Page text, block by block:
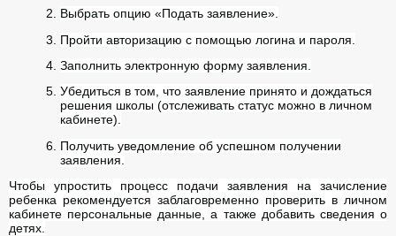
Выбрать опцию «Подать заявление».
Пройти авторизацию с помощью логина и пароля.
Заполнить электронную форму заявления.
Убедиться в том, что заявление принято и дождаться
решения школы (отслеживать статус можно в личном
кабинете).
Получить уведомление об успешном получении
заявления.
Чтобы упростить процесс подачи заявления на зачисление
ребенка рекомендуется заблаговременно проверить в личном
кабинете персональные данные, а также добавить сведения о
детях.